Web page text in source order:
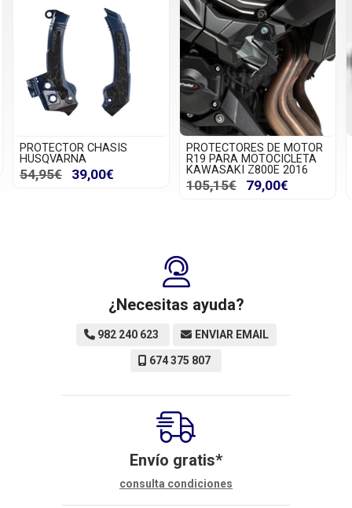
PROTECTOR CHASIS
HUSQVARNA
54,95€ 39,00€
PROTECTORES DE MOTOR
R19 PARA MOTOCICLETA
KAWASAKI Z800E 2016
105,15€ 79,00€
¿Necesitas ayuda?
982 240 623 ENVIAR EMAIL
674 375 807
Envío gratis*
consulta condiciones